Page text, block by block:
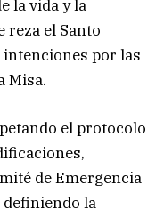
la vida y la
reza el Santo
intenciones por las
Misa.
el protocolo
de Emergencia
definiendo la